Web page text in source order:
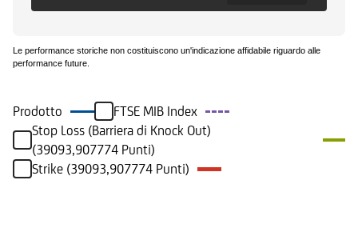
Le performance storiche non costituiscono un'indicazione affidabile riguardo alle
performance future.
Prodotto
FTSE MIB Index
Stop Loss (Barriera di Knock Out)
(39093,907774 Punti)
Strike (39093,907774 Punti)